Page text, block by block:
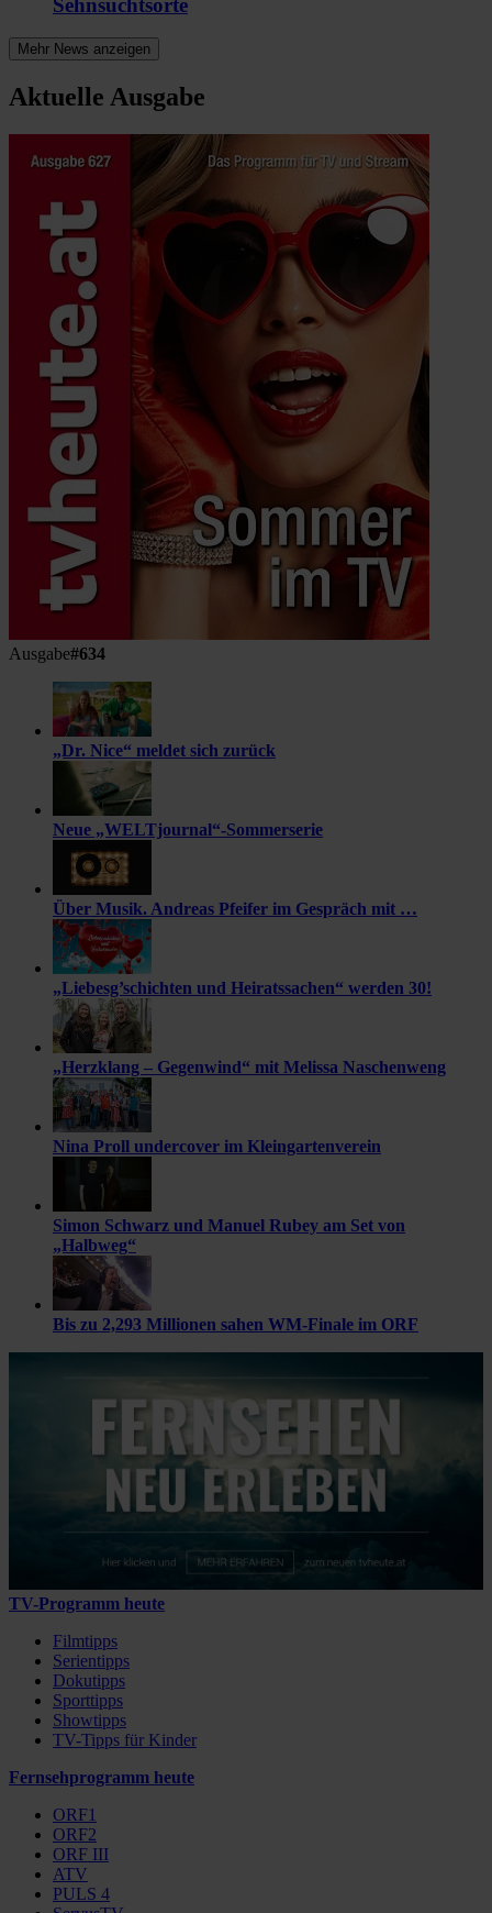
Mehr News anzeigen
Aktuelle Ausgabe
Ausgabe#634
„Dr. Nice“ meldet sich zurück
Neue „WELTjournal“-Sommerserie
Über Musik. Andreas Pfeifer im Gespräch mit …
„Liebesg’schichten und Heiratssachen“ werden 30!
„Herzklang – Gegenwind“ mit Melissa Naschenweng
Nina Proll undercover im Kleingartenverein
Simon Schwarz und Manuel Rubey am Set von
„Halbweg“
Bis zu 2,293 Millionen sahen WM-Finale im ORF
TV-Programm heute
Filmtipps
Serientipps
Dokutipps
Sporttipps
Showtipps
TV-Tipps für Kinder
Fernsehprogramm heute
ORF1
ORF2
ORF III
ATV
PULS 4